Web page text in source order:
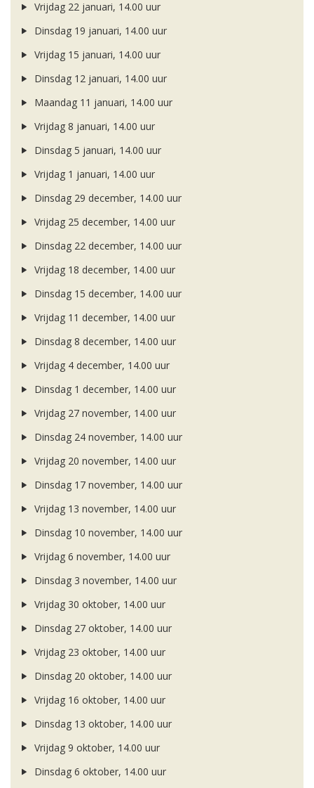
Vrijdag 22 januari, 14.00 uur
Dinsdag 19 januari, 14.00 uur
Vrijdag 15 januari, 14.00 uur
Dinsdag 12 januari, 14.00 uur
Maandag 11 januari, 14.00 uur
Vrijdag 8 januari, 14.00 uur
Dinsdag 5 januari, 14.00 uur
Vrijdag 1 januari, 14.00 uur
Dinsdag 29 december, 14.00 uur
Vrijdag 25 december, 14.00 uur
Dinsdag 22 december, 14.00 uur
Vrijdag 18 december, 14.00 uur
Dinsdag 15 december, 14.00 uur
Vrijdag 11 december, 14.00 uur
Dinsdag 8 december, 14.00 uur
Vrijdag 4 december, 14.00 uur
Dinsdag 1 december, 14.00 uur
Vrijdag 27 november, 14.00 uur
Dinsdag 24 november, 14.00 uur
Vrijdag 20 november, 14.00 uur
Dinsdag 17 november, 14.00 uur
Vrijdag 13 november, 14.00 uur
Dinsdag 10 november, 14.00 uur
Vrijdag 6 november, 14.00 uur
Dinsdag 3 november, 14.00 uur
Vrijdag 30 oktober, 14.00 uur
Dinsdag 27 oktober, 14.00 uur
Vrijdag 23 oktober, 14.00 uur
Dinsdag 20 oktober, 14.00 uur
Vrijdag 16 oktober, 14.00 uur
Dinsdag 13 oktober, 14.00 uur
Vrijdag 9 oktober, 14.00 uur
Dinsdag 6 oktober, 14.00 uur